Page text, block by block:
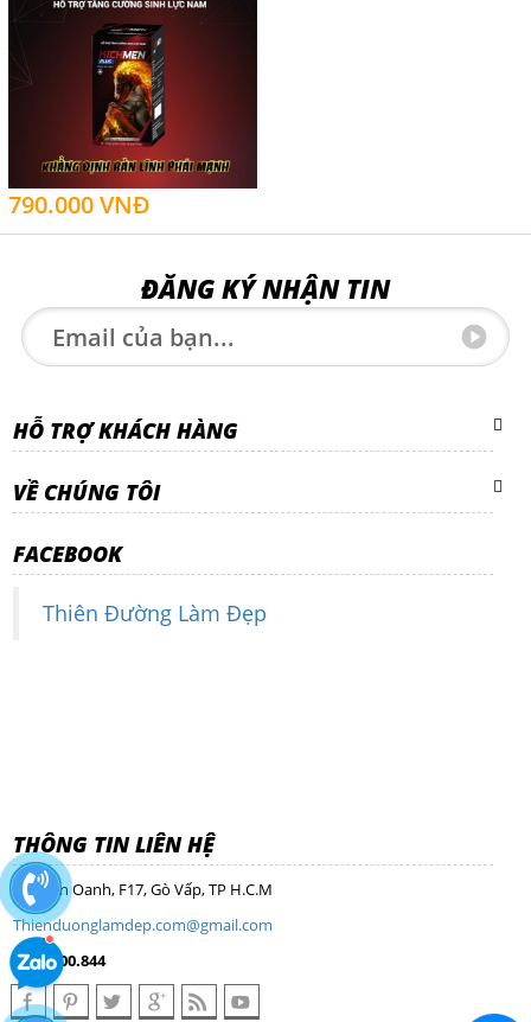
790.000 VNĐ
ĐĂNG KÝ NHẬN TIN
HỖ TRỢ KHÁCH HÀNG
VỀ CHÚNG TÔI
FACEBOOK
Thiên Đường Làm Đẹp
THÔNG TIN LIÊN HỆ
Nguyễn Oanh, F17, Gò Vấp, TP H.C.M
Thienduonglamdep.com@gmail.com
0968.100.844